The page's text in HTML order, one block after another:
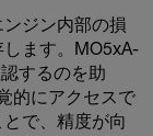
ジン内部の損
ます。MO5xA-
するのを助
的にアクセスで
で、精度が向